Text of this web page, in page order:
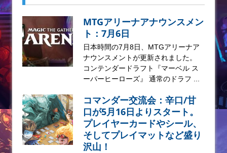
MTGアリーナアナウンスメン
ト：7月6日
日本時間の7月8日、MTGアリーナア
ナウンスメントが更新されました。
コンテンダードラフト『マーベル ス
ーパーヒーローズ』 通常のドラフ ...
コマンダー交流会：辛口/甘
口が5月16日よりスタート。
プレイヤーカードやシール、
そしてプレイマットなど盛り
沢山！